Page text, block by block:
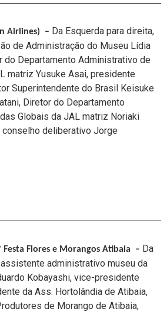
Airlines) – Da Esquerda para direita,
de Administração do Museu Lídia
do Departamento Administrativo de
matriz Yusuke Asai, presidente
Superintendente do Brasil Keisuke
Diretor do Departamento
Globais da JAL matriz Noriaki
deliberativo Jorge
Festa Flores e Morangos Atibaia – Da
administrativo museu da
Kobayashi, vice-presidente
da Ass. Hortolândia de Atibaia,
de Morango de Atibaia,